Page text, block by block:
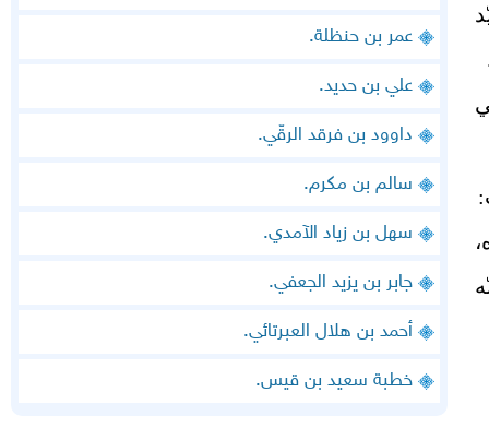
عمر بن حنظلة.
علي بن حديد.
داوود بن فرقد الرقّي.
سالم بن مكرم.
سهل بن زياد الآمدي.
جابر بن يزيد الجعفي.
أحمد بن هلال العبرتائي.
خطبة سعيد بن قيس.